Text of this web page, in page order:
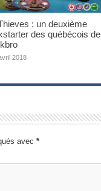
: un deuxième
des québécois de
2018
avec *